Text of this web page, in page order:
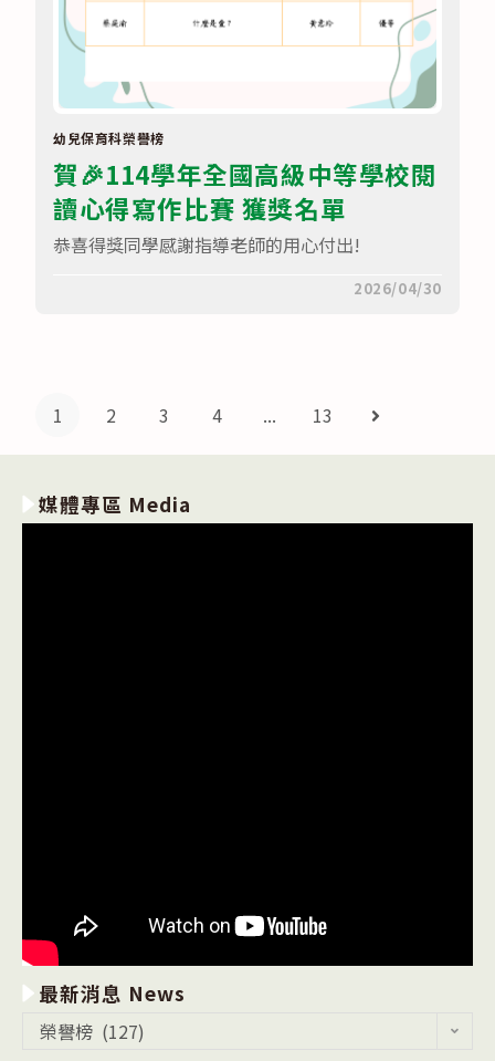
作
創
意
競
賽
決
~
獲
【餐
旅
群
創
意
幼兒保育科榮譽榜
賀🎉114學年全國高級中等學校閱
讀心得寫作比賽 獲獎名單
恭喜得獎同學感謝指導老師的用心付出!
中
校
閱
2026/04/30
1 2 3 4 ... 13 Go to the next
媒體專區 Media
最新消息 News
榮譽榜 (127)